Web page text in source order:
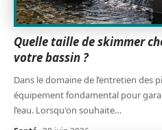
Quelle taille de skimmer
votre bassin ?
Dans le domaine de l’entretien des
équipement fondamental pour
l’eau. Lorsqu'on souhaite…